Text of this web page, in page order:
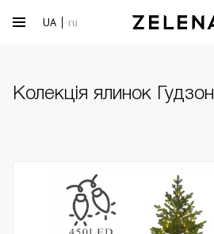
UA ru
Колекція ялинок Гудзон